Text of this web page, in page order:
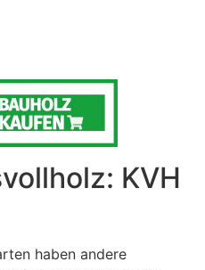
KVH
haben andere